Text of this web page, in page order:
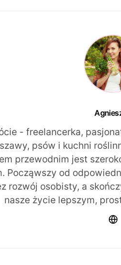
- freelancerka,
psów i kuchni
przewodnim jest
Począwszy od
rozwój osobisty, a
nasze życie lepszym,